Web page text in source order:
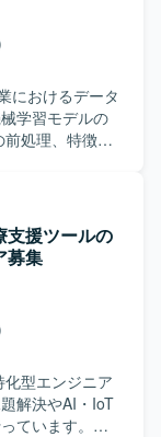
におけるデータ
学習モデルの
処理、特徴量
よび社内への
ング：scikit-
ラウドプラッ
盤：BigQuery
成管理ツー
ング：
、Slack、
支援ツールの
募集
化型エンジニア
解決やAI・IoT
ています。生